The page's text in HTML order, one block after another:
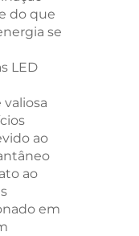
de
de
do que
se
LED
ao
ao
em